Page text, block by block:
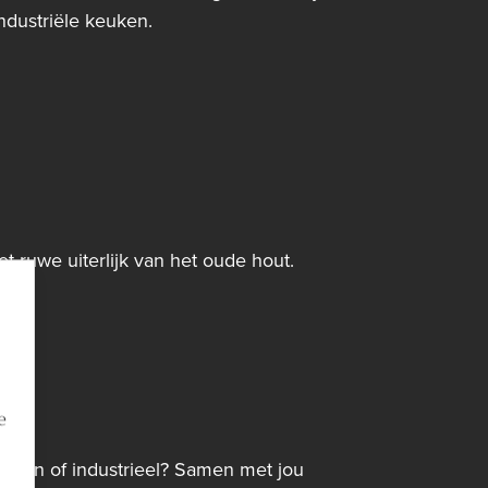
keuken.
ruwe uiterlijk van het oude hout.
of industrieel? Samen met jou